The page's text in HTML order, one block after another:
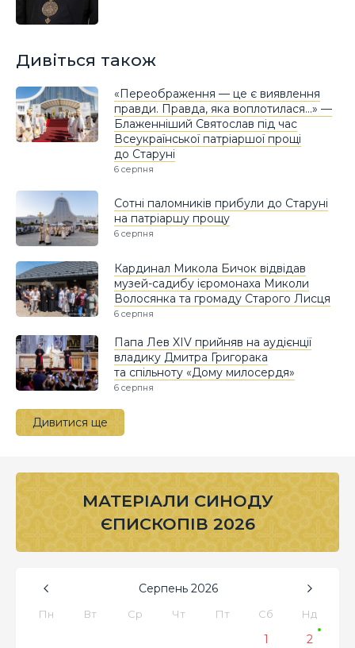
Дивіться також
«Переображення — це є виявлення
правди. Правда, яка воплотилася…» —
Блаженніший Святослав під час
Всеукраїнської патріаршої прощі
до Старуні
6 серпня
Сотні паломників прибули до Старуні
на патріаршу прощу
6 серпня
Кардинал Микола Бичок відвідав
музей-садибу ієромонаха Миколи
Волосянка та громаду Старого Лисця
6 серпня
Папа Лев XIV прийняв на аудієнції
владику Дмитра Григорака
та спільноту «Дому милосердя»
6 серпня
Дивитися ще
МАТЕРІАЛИ СИНОДУ
ЄПИСКОПІВ 2026
Серпень 2026
Пн Вт Ср Чт Пт Сб Нд
1
2